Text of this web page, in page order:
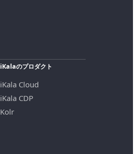
iKalaのプロダクト
iKala Cloud
iKala CDP
Kolr